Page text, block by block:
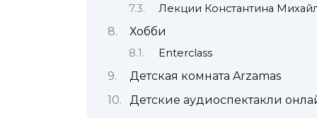
Лекции Константина
Хобби
Enterclass
Детская комната Arzamas
Детские аудиоспектакли